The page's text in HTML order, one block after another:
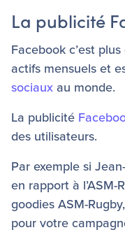
La publicité
Facebook c’est
actifs mensuels et
sociaux au monde.
La publicité
des utilisateurs.
Par exemple si
en rapport à
goodies ASM-
pour votre